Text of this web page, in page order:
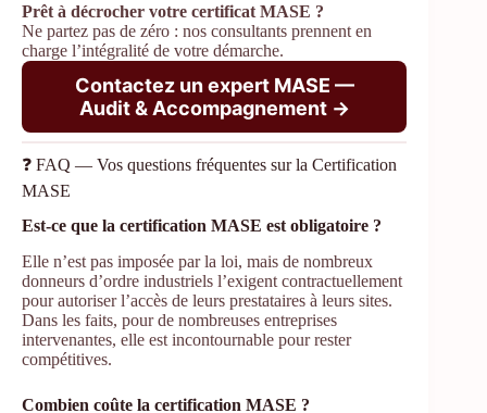
Prêt à décrocher votre certificat MASE ?
Ne partez pas de zéro : nos consultants prennent en
charge l’intégralité de votre démarche.
Contactez un expert MASE —
Audit & Accompagnement →
❓ FAQ — Vos questions fréquentes sur la Certification
MASE
Est-ce que la certification MASE est obligatoire ?
Elle n’est pas imposée par la loi, mais de nombreux
donneurs d’ordre industriels l’exigent contractuellement
pour autoriser l’accès de leurs prestataires à leurs sites.
Dans les faits, pour de nombreuses entreprises
intervenantes, elle est incontournable pour rester
compétitives.
Combien coûte la certification MASE ?